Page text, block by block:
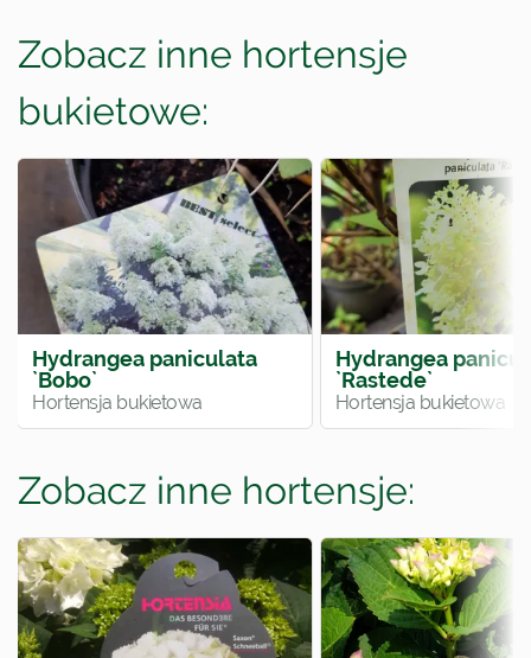
Zobacz inne hortensje
bukietowe:
Hydrangea paniculata
`Bobo`
Hortensja bukietowa
Hydrangea
`Rastede`
Hortensja bukietowa
Zobacz inne hortensje: